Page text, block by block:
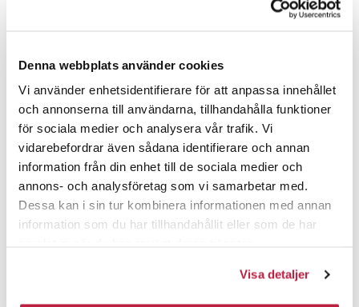
Denna webbplats använder cookies
Vi använder enhetsidentifierare för att anpassa innehållet
och annonserna till användarna, tillhandahålla funktioner
för sociala medier och analysera vår trafik. Vi
vidarebefordrar även sådana identifierare och annan
information från din enhet till de sociala medier och
annons- och analysföretag som vi samarbetar med.
Dessa kan i sin tur kombinera informationen med annan
information som du har tillhandahållit eller som de har
Visa detaljer